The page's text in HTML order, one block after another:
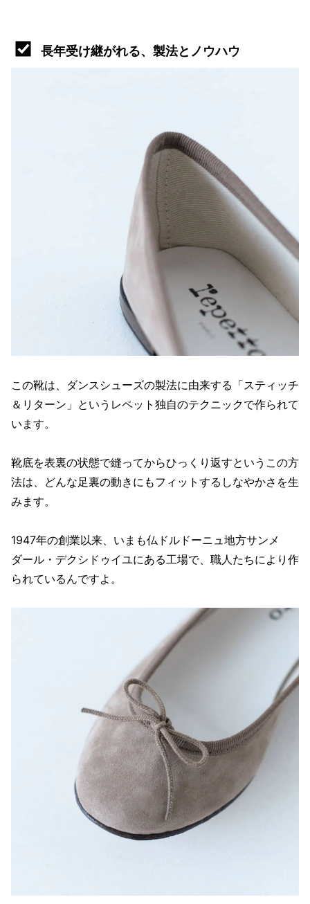
長年受け継がれる、製法とノウハウ
この靴は、ダンスシューズの製法に由来する「スティッチ
＆リターン」というレペット独自のテクニックで作られて
います。
靴底を表裏の状態で縫ってからひっくり返すというこの方
法は、どんな足裏の動きにもフィットするしなやかさを生
みます。
1947年の創業以来、いまも仏ドルドーニュ地方サンメ
ダール・デクシドゥイユにある工場で、職人たちにより作
られているんですよ。